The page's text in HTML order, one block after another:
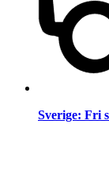
Sverige: Fri